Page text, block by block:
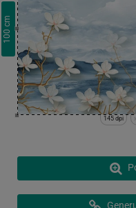
100
cm
145 dpi